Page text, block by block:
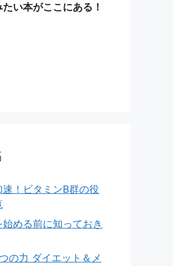
い本がここにある！
速！ビタミンB群の役
める前に知っておき
の力 ダイエット＆メ